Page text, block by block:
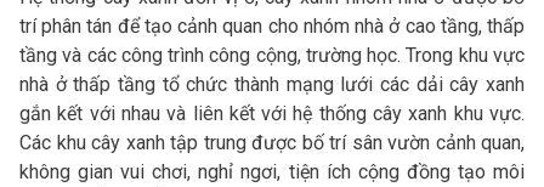
trí phân tán để tạo cảnh quan cho nhóm nhà ở cao tầng, thấp
tầng và các công trình công cộng, trường học. Trong khu vực
nhà ở thấp tầng tổ chức thành mạng lưới các dải cây xanh
gắn kết với nhau và liên kết với hệ thống cây xanh khu vực.
Các khu cây xanh tập trung được bố trí sân vườn cảnh quan,
không gian vui chơi, nghỉ ngơi, tiện ích cộng đồng tạo môi